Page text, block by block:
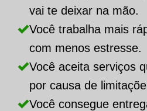
vai te deixar na mão.
Você trabalha mais
com menos estresse.
Você aceita serviços
por causa de
Você consegue